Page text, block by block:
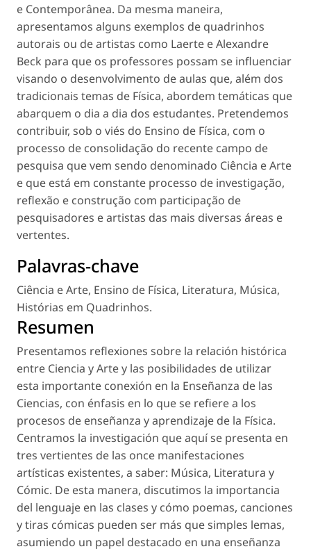
e Contemporânea. Da mesma maneira,
apresentamos alguns exemplos de quadrinhos
autorais ou de artistas como Laerte e Alexandre
Beck para que os professores possam se influenciar
visando o desenvolvimento de aulas que, além dos
tradicionais temas de Física, abordem temáticas que
abarquem o dia a dia dos estudantes. Pretendemos
contribuir, sob o viés do Ensino de Física, com o
processo de consolidação do recente campo de
pesquisa que vem sendo denominado Ciência e Arte
e que está em constante processo de investigação,
reflexão e construção com participação de
pesquisadores e artistas das mais diversas áreas e
vertentes.
Palavras-chave
Ciência e Arte, Ensino de Física, Literatura, Música,
Histórias em Quadrinhos.
Resumen
Presentamos reflexiones sobre la relación histórica
entre Ciencia y Arte y las posibilidades de utilizar
esta importante conexión en la Enseñanza de las
Ciencias, con énfasis en lo que se refiere a los
procesos de enseñanza y aprendizaje de la Física.
Centramos la investigación que aquí se presenta en
tres vertientes de las once manifestaciones
artísticas existentes, a saber: Música, Literatura y
Cómic. De esta manera, discutimos la importancia
del lenguaje en las clases y cómo poemas, canciones
y tiras cómicas pueden ser más que simples lemas,
asumiendo un papel destacado en una enseñanza